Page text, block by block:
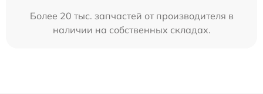
Более 20 тыс. запчастей от производителя в
наличии на собственных складах.